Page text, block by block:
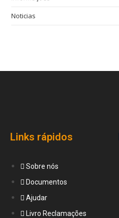
Noticias
Links rápidos
Sobre nós
Documentos
Ajudar
Livro Reclamações